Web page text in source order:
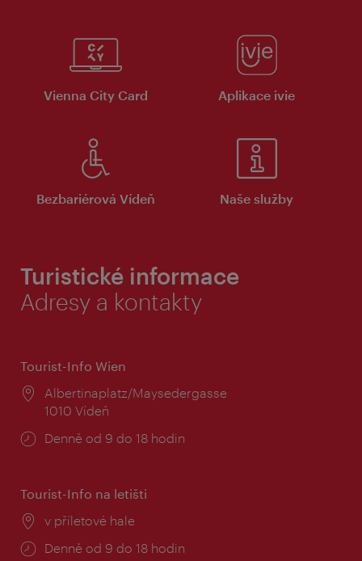
Vienna City Card Aplikace ivie
Bezbariérová Vídeň Naše služby
Turistické informace
Adresy a kontakty
Tourist-Info Wien
Místo:
Albertinaplatz/Maysedergasse
1010 Vídeň
Provozní
Denně od 9 do 18 hodin
Tourist-Info na letišti
Místo:
v příletové hale
Provozní
Denně od 9 do 18 hodin